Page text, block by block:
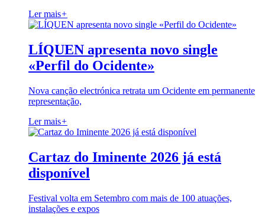
Ler mais+
LÍQUEN apresenta novo single
«Perfil do Ocidente»
Nova canção electrónica retrata um Ocidente em permanente
representação,
Ler mais+
Cartaz do Iminente 2026 já está
disponível
Festival volta em Setembro com mais de 100 atuações,
instalações e expos